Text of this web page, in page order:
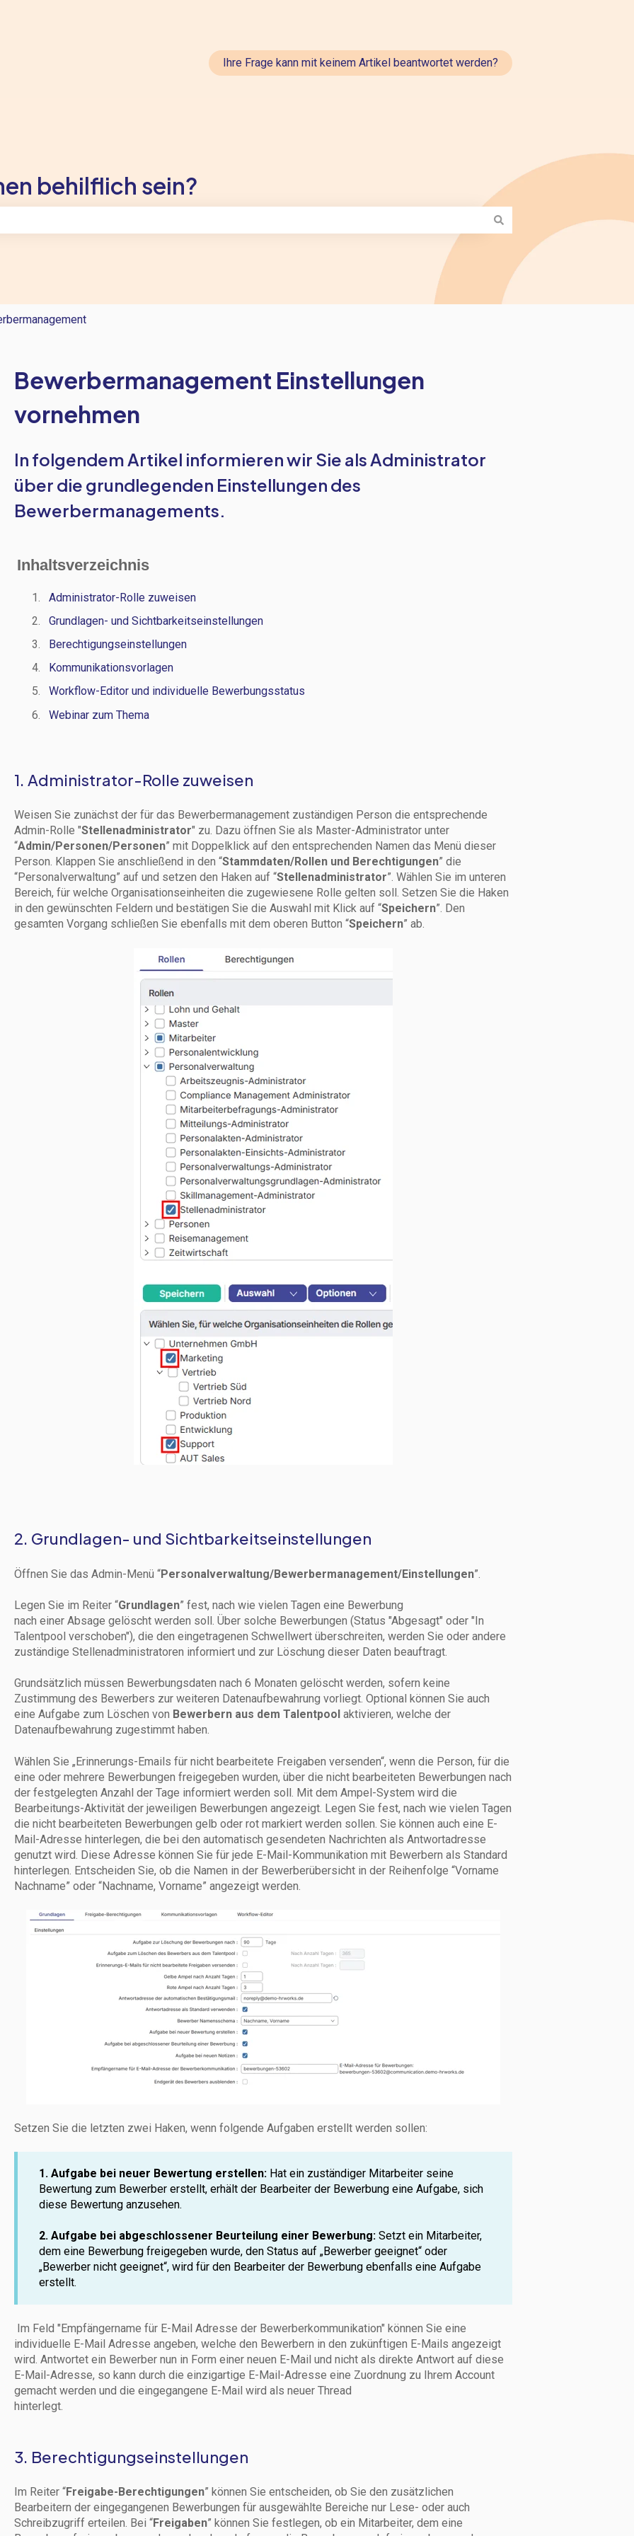
anzeigen
Ihre Frage kann mit keinem Artikel beantwortet werden?
behilflich sein?
Bewerbermanagement Einstellungen
vornehmen
In folgendem Artikel informieren wir Sie als Administrator
über die grundlegenden Einstellungen des
Bewerbermanagements.
Inhaltsverzeichnis
Administrator-Rolle zuweisen
Grundlagen- und Sichtbarkeitseinstellungen
Berechtigungseinstellungen
Kommunikationsvorlagen
Workflow-Editor und individuelle Bewerbungsstatus
Webinar zum Thema
1. Administrator-Rolle zuweisen
Weisen Sie zunächst der für das Bewerbermanagement zuständigen Person die entsprechende
Admin-Rolle "Stellenadministrator" zu. Dazu öffnen Sie als Master-Administrator unter
“Admin/Personen/Personen” mit Doppelklick auf den entsprechenden Namen das Menü dieser
Person. Klappen Sie anschließend in den “Stammdaten/Rollen und Berechtigungen” die
“Personalverwaltung” auf und setzen den Haken auf “Stellenadministrator”. Wählen Sie im unteren
Bereich, für welche Organisationseinheiten die zugewiesene Rolle gelten soll. Setzen Sie die Haken
in den gewünschten Feldern und bestätigen Sie die Auswahl mit Klick auf “Speichern”. Den
gesamten Vorgang schließen Sie ebenfalls mit dem oberen Button “Speichern” ab.
2. Grundlagen- und Sichtbarkeitseinstellungen
Öffnen Sie das Admin-Menü “Personalverwaltung/Bewerbermanagement/Einstellungen”.
Legen Sie im Reiter “Grundlagen” fest, nach wie vielen Tagen eine Bewerbung
nach einer Absage gelöscht werden soll. Über solche Bewerbungen (Status "Abgesagt" oder "In
Talentpool verschoben"), die den eingetragenen Schwellwert überschreiten, werden Sie oder andere
zuständige Stellenadministratoren informiert und zur Löschung dieser Daten beauftragt.
Grundsätzlich müssen Bewerbungsdaten nach 6 Monaten gelöscht werden, sofern keine
Zustimmung des Bewerbers zur weiteren Datenaufbewahrung vorliegt. Optional können Sie auch
eine Aufgabe zum Löschen von Bewerbern aus dem Talentpool aktivieren, welche der
Datenaufbewahrung zugestimmt haben.
Wählen Sie „Erinnerungs-Emails für nicht bearbeitete Freigaben versenden“, wenn die Person, für die
eine oder mehrere Bewerbungen freigegeben wurden, über die nicht bearbeiteten Bewerbungen nach
der festgelegten Anzahl der Tage informiert werden soll. Mit dem Ampel-System wird die
Bearbeitungs-Aktivität der jeweiligen Bewerbungen angezeigt. Legen Sie fest, nach wie vielen Tagen
die nicht bearbeiteten Bewerbungen gelb oder rot markiert werden sollen. Sie können auch eine E-
Mail-Adresse hinterlegen, die bei den automatisch gesendeten Nachrichten als Antwortadresse
genutzt wird. Diese Adresse können Sie für jede E-Mail-Kommunikation mit Bewerbern als Standard
hinterlegen. Entscheiden Sie, ob die Namen in der Bewerberübersicht in der Reihenfolge “Vorname
Nachname” oder “Nachname, Vorname” angezeigt werden.
Setzen Sie die letzten zwei Haken, wenn folgende Aufgaben erstellt werden sollen:
1. Aufgabe bei neuer Bewertung erstellen:Hat ein zuständiger Mitarbeiter seine
Bewertung zum Bewerber erstellt, erhält der Bearbeiter der Bewerbung eine Aufgabe, sich
diese Bewertung anzusehen.
2. Aufgabe bei abgeschlossener Beurteilung einer Bewerbung: Setzt ein Mitarbeiter,
dem eine Bewerbung freigegeben wurde, den Status auf „Bewerber geeignet“ oder
„Bewerber nicht geeignet“, wird für den Bearbeiter der Bewerbung ebenfalls eine Aufgabe
erstellt.
Im Feld "Empfängername für E-Mail Adresse der Bewerberkommunikation" können Sie eine
individuelle E-Mail Adresse angeben, welche den Bewerbern in den zukünftigen E-Mails angezeigt
wird. Antwortet ein Bewerber nun in Form einer neuen E-Mail und nicht als direkte Antwort auf diese
E-Mail-Adresse, so kann durch die einzigartige E-Mail-Adresse eine Zuordnung zu Ihrem Account
gemacht werden und die eingegangene E-Mail wird als neuer Thread
hinterlegt.
3. Berechtigungseinstellungen
Im Reiter “Freigabe-Berechtigungen” können Sie entscheiden, ob Sie den zusätzlichen
Bearbeitern der eingegangenen Bewerbungen für ausgewählte Bereiche nur Lese- oder auch
Schreibzugriff erteilen. Bei “Freigaben” können Sie festlegen, ob ein Mitarbeiter, dem eine